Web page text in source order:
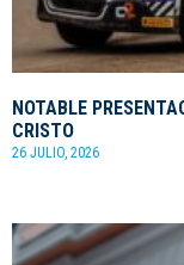
NOTABLE
CRISTO
26 JULIO, 2026